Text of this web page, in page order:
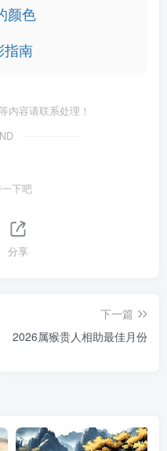
颜色
指南
内容请联系处理！
下吧
分享
下一篇
2026属猴贵人相助最佳月份